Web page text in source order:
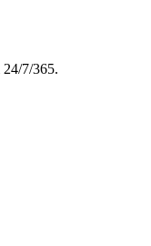
24/7/365.